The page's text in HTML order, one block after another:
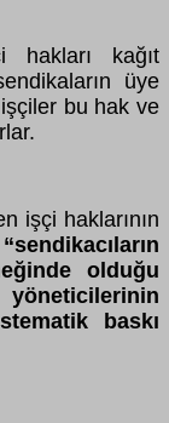
hakları kağıt
üye
bu hak ve
işçi haklarının
olduğu
baskı